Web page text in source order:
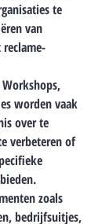
te
van
Workshops,
worden vaak
over te
verbeteren of
zoals
bedrijfsuitjes,